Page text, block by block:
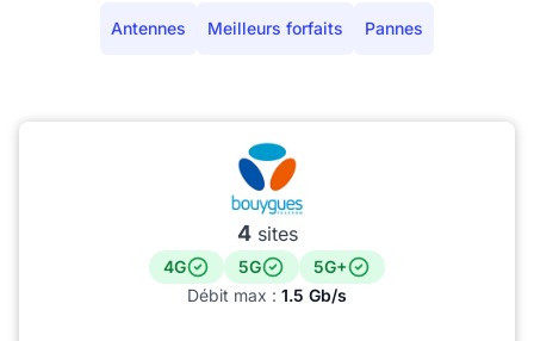
Antennes Meilleurs forfaits Pannes
4sites
4G 5G
5G+
Débit max : 1.5 Gb/s